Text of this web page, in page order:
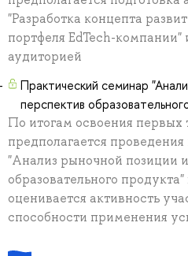
"Разработка концепта
портфеля EdTech-компании"
аудиторией
Практический семинар
перспектив
По итогам освоения первых
предполагается
"Анализ рыночной позиции
образовательного
оценивается активность
способности применения